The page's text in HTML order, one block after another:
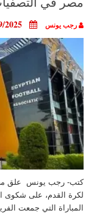
رجب يونس 08/09/2025
كتب- رجب يونس علق
لكرة القدم، على شكوى
المباراة التي جمعت